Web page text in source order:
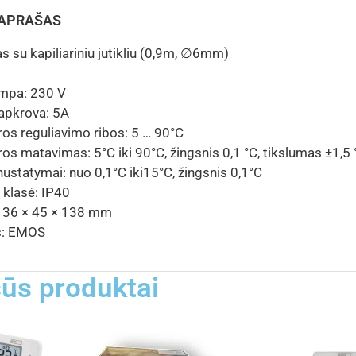
su kapiliariniu jutikliu (0,9m, ∅6mm)
230 V
5A
reguliavimo ribos: 5 … 90°C
matavimas: 5°C iki 90°C, žingsnis 0,1 °C, tikslumas ±1,5
nuo 0,1°C iki15°C, žingsnis 0,1°C
IP40
× 45 × 138 mm
EMOS
produktai